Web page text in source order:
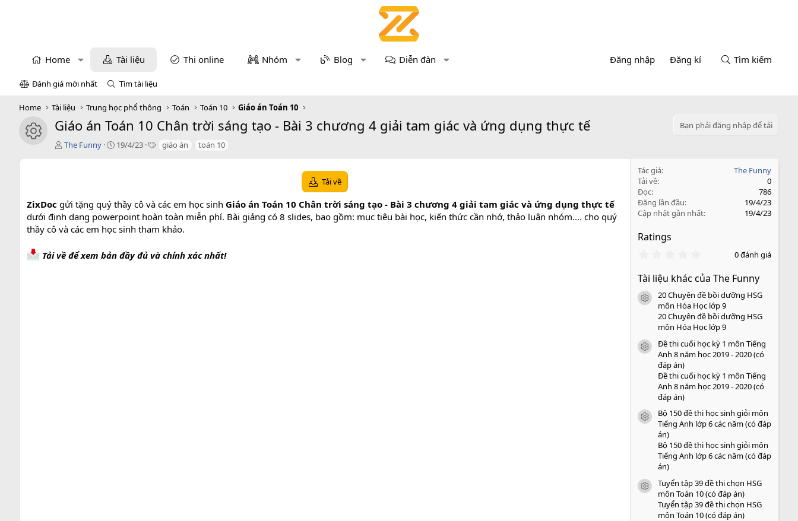
Home Tài liệu Thi online Nhóm Blog Diễn đàn Đăng nhập Đăng kí Tìm kiếm
Đánh giá mới nhất Tìm tài liệu
Home Tài liệu Trung học phổ thông Toán Toán 10 Giáo án Toán 10
icon tài liệu
Giáo án Toán 10 Chân trời sáng tạo - Bài 3 chương 4 giải tam giác và ứng dụng thực tế
Bạn phải đăng nhập để tải
T
The Funny
C
o
n
d
e
19/4/23
T giáo án toán 10
Tải về
ZixDoc gửi tặng quý thầy cô và các em học sinh Giáo án Toán 10 Chân trời sáng tạo - Bài 3 chương 4 giải tam giác và ứng dụng thực tế
dưới định dạng powerpoint hoàn toàn miễn phí. Bài giảng có 8 slides, bao gồm: mục tiêu bài học, kiến thức cần nhớ, thảo luận nhóm.... cho quý
thầy cô và các em học sinh tham khảo.
Tải về để xem bản đầy đủ và chính xác nhất!
Tác giả
The Funny
Tải về
0
Đọc
786
Đăng lần đầu
19/4/23
Cập nhật gần nhất
19/4/23
Ratings
0
0
s
a
o
0 đánh giá
Tài liệu khác của The Funny
icon tài liệu
20 Chuyên đề bồi dưỡng HSG
môn Hóa Học lớp 9
20 Chuyên đề bồi dưỡng HSG
môn Hóa Học lớp 9
icon tài liệu
Đề thi cuối học kỳ 1 môn Tiếng
Anh 8 năm học 2019 - 2020 (có
đáp án)
Đề thi cuối học kỳ 1 môn Tiếng
Anh 8 năm học 2019 - 2020 (có
đáp án)
icon tài liệu
Bộ 150 đề thi học sinh giỏi môn
Tiếng Anh lớp 6 các năm (có đáp
án)
Bộ 150 đề thi học sinh giỏi môn
Tiếng Anh lớp 6 các năm (có đáp
án)
icon tài liệu
Tuyển tập 39 đề thi chọn HSG
môn Toán 10 (có đáp án)
Tuyển tập 39 đề thi chọn HSG
môn Toán 10 (có đáp án)